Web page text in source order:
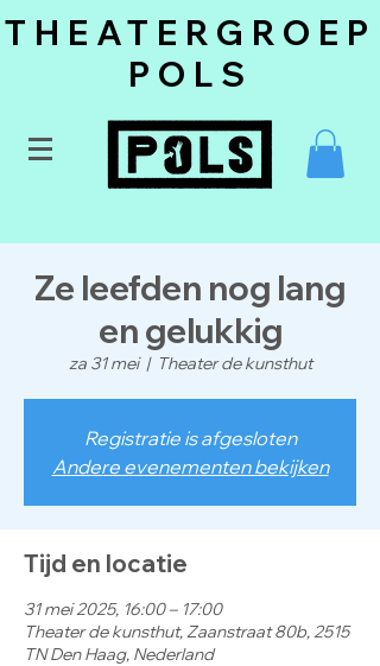
THEATERGROEP
POLS
Ze leefden nog lang
en gelukkig
za 31 mei
  |
Theater de kunsthut
Registratie is afgesloten
Andere evenementen bekijken
Tijd en locatie
31 mei 2025, 16:00 – 17:00
Theater de kunsthut, Zaanstraat 80b, 2515
TN Den Haag, Nederland